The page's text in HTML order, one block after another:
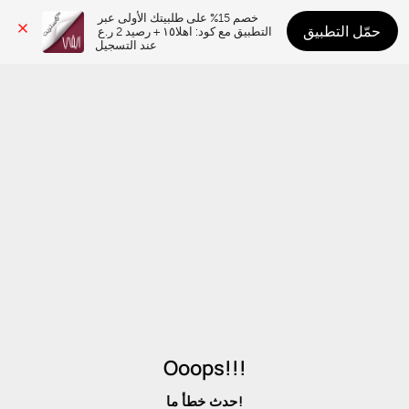
عند التسجيل
حمّل التطبيق
Ooops!!!
حدث خطأ ما!